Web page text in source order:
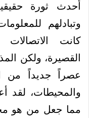
أحدث ثورة
وتبادلهم
كانت الاتصالات
القصيرة، ولكن
عصراً جديداً من
والمحيطات، لقد
مما جعل من هو